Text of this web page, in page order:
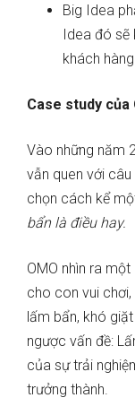
Big Idea
Idea đó sẽ
khách hàng.
Case study của
Vào những năm
vẫn quen với câu
chọn cách kể
bẩn là điều hay.
OMO nhìn ra
cho con vui
lấm bẩn, khó
ngược vấn đề:
của sự trải
trưởng thành.